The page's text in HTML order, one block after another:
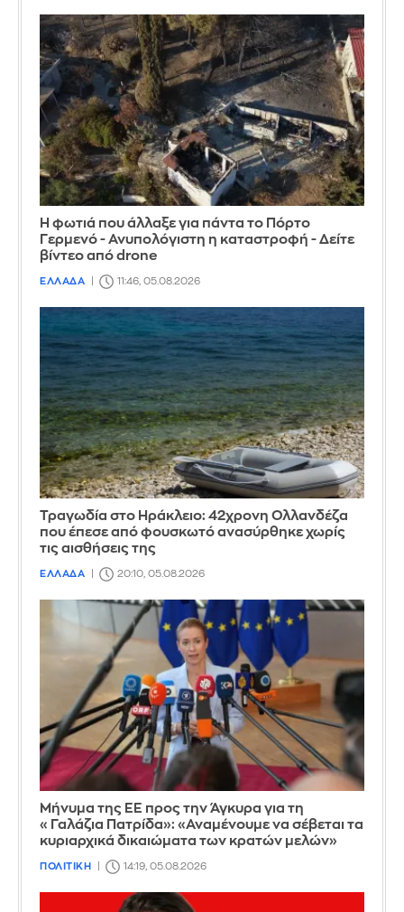
Η φωτιά που άλλαξε για πάντα το Πόρτο
Γερμενό - Ανυπολόγιστη η καταστροφή - Δείτε
βίντεο από drone
ΕΛΛΑΔΑ 11:46, 05.08.2026
Τραγωδία στο Ηράκλειο: 42χρονη Ολλανδέζα
που έπεσε από φουσκωτό ανασύρθηκε χωρίς
τις αισθήσεις της
ΕΛΛΑΔΑ 20:10, 05.08.2026
Μήνυμα της ΕΕ προς την Άγκυρα για τη
«Γαλάζια Πατρίδα»: «Αναμένουμε να σέβεται τα
κυριαρχικά δικαιώματα των κρατών μελών»
ΠΟΛΙΤΙΚΗ 14:19, 05.08.2026